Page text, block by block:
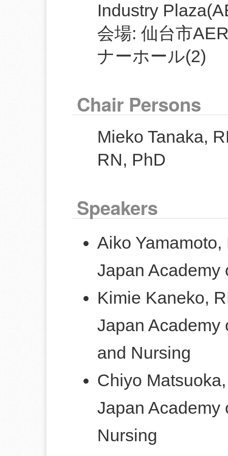
Industry
会場: 仙台市
ナーホール(2)
Chair Persons
Mieko Tanaka,
RN, PhD
Speakers
Aiko
Japan Academy
Kimie Kaneko,
Japan Academy
and Nursing
Chiyo
Japan Academy
Nursing